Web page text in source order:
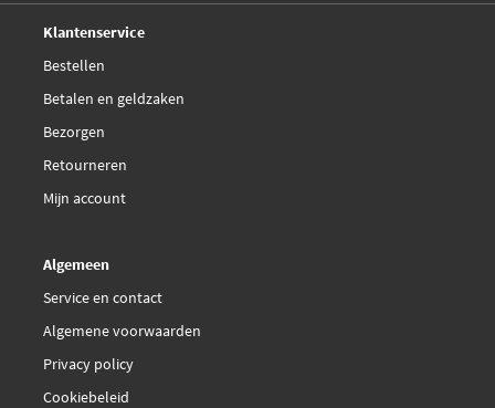
Klantenservice
Bestellen
Betalen en geldzaken
Bezorgen
Retourneren
Mijn account
Algemeen
Service en contact
Algemene voorwaarden
Privacy policy
Cookiebeleid